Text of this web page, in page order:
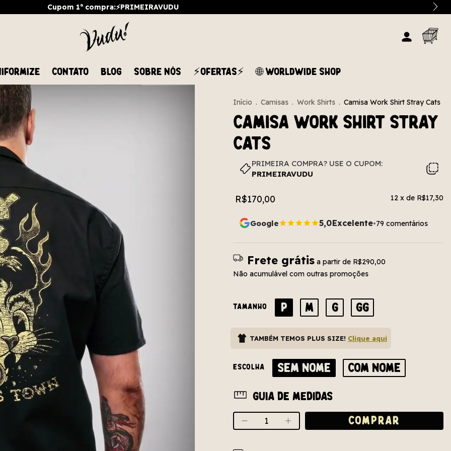
Cupom 1ª compra:⚡PRIMEIRAVUDU
CONTATO BLOG SOBRE NÓS ⚡OFERTAS⚡ 🌐 WORLDWIDE SHOP
Início . Camisas . Work Shirts . Camisa Work Shirt Stray Cats
Camisa Work Shirt Stray
Cats
PRIMEIRA COMPRA? USE O CUPOM:
PRIMEIRAVUDU
R$170,00 12 x de R$17,30
Google 5,0Excelente•79 comentários
Frete grátis a partir de R$290,00
Não acumulável com outras promoções
TAMANHO P M G GG
TAMBÉM TEMOS PLUS SIZE! Clique aqui
ESCOLHA SEM NOME COM NOME
Guia de medidas